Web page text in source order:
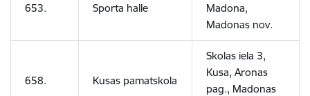
653. Sporta halle
Madona,
Madonas nov.
658. Kusas pamatskola
Skolas iela 3,
Kusa, Aronas
pag., Madonas